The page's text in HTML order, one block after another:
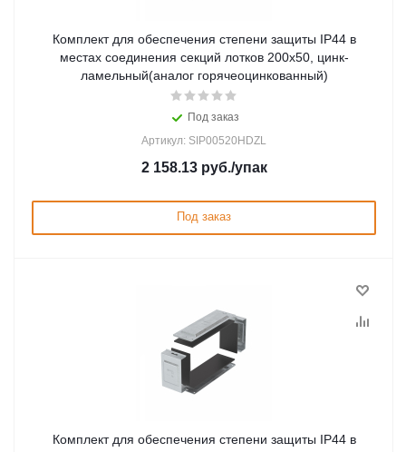
Комплект для обеспечения степени защиты IP44 в
местах соединения секций лотков 200х50, цинк-
ламельный(аналог горячеоцинкованный)
Под заказ
Артикул: SIP00520HDZL
2 158.13руб./упак
Под заказ
Комплект для обеспечения степени защиты IP44 в